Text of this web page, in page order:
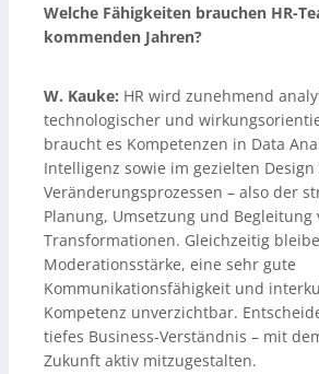
Welche Fähigkeiten brauchen HR-
kommenden Jahren?
W. Kauke: HR wird zunehmend
technologischer und
braucht es Kompetenzen in Data
Intelligenz sowie im gezielten Design
Veränderungsprozessen – also der
Planung, Umsetzung und Begleitung
Transformationen. Gleichzeitig
Moderationsstärke, eine sehr gute
Kommunikationsfähigkeit und
Kompetenz unverzichtbar.
tiefes Business-Verständnis – mit
Zukunft aktiv mitzugestalten.